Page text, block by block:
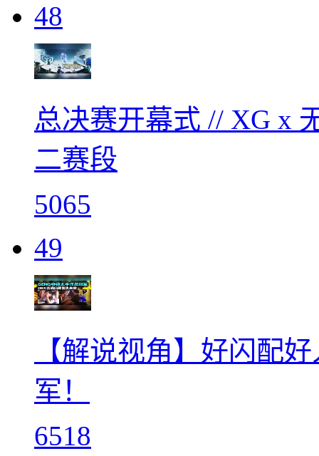
48
总决赛开幕式 // XG x
二赛段
5065
49
【解说视角】好闪配
军！
6518